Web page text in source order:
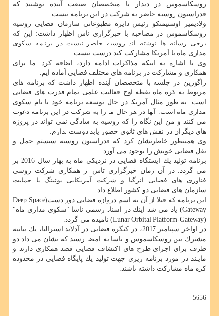
روسكاسموس در دیدار با متخصصان صنعت آینده نوشتند كه
فدراسیون روسیه حاضر به شركت در این برنامه نیست.
ولادیمیر اوستیمنكو رئیس دایره مطبوعاتی سازمان فضایی روسیه
روسكاسموس در مصاحبه با خبرگزاری تاس اظهار داشت: این كه
برخی رسانه ها نوشته اند روسیه حاضر نیست در برنامه سكوی
مداری ماه با آمریكا مشاركت كند درست نیست.
وی با اشاره به اینكه مذاكرات ادامه دارد، اضافه كرد: ما برای
همكاری و مشاركت در برنامه های مختلف فضایی آماده ایم.
راگوزین در جلسه با متخصصان آینده اظهار داشت كه برنامه های
مربوط به كره ماه نقطه اوج فعالیت علمی تمام قدرت های فضایی
است. به طور مثال آمریكا در حال توسعه برنامه خود با نام سكوی
مداری ماه است. آنها در هر حال ما را به شركت در این برنامه دعوت
می كنند و من این نگاه را كه روسیه به سادگی نمی تواند در پروژه
های دیگران در نقش های ثانوی حضور یابد دوست ندارم.
وی همینطور خاطرنشان كرد كه فدراسیون روسیه سیستم حمل و
نقل فضایی خویش را بوجود می آورد.
برنامه تولید یك ایستگاه فضایی در نزدیكی ماه به بهار سال 2016 بر
می گردد. در آن زمان خبرگزاری تاس از همكاری شركت روسی
فناوری های فضایی انرگیا و شركت آمریكایی بوئینگ با حمایت
سازمان های فضایی دو كشور اطلاع داد.
این برنامه كه قبلا از آن به اسم دروازه فضایی دور دست(Deep Space
Gateway) یاد می شد اینك در اسناد رسمی ناسا "سكوی مداری ماه"
(Lunar Orbital Platform-Gateway) نامیده می گردد.
در اواخر سپتامبر 2017، در كنگره فضایی در آدلاید استرالیا، یك بیانیه
مشترك بین روسكاسموس و ناسا به امضا رسید كه نشان می داد دو
طرف برای اجرای طرح های اكتشاف فضایی قصد همكاری دارند و
مایلند در مورد برنامه ریزی جهت تولید یك پایگاه فضایی در محدوده
كره ماه مشاركت داشته باشند.
5656